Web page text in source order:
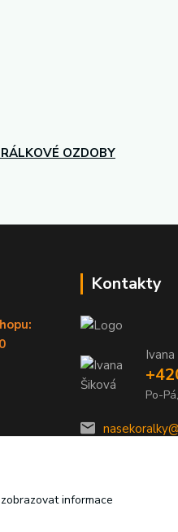
OZDOBY
Kontakty
Ivana
Po-
informace